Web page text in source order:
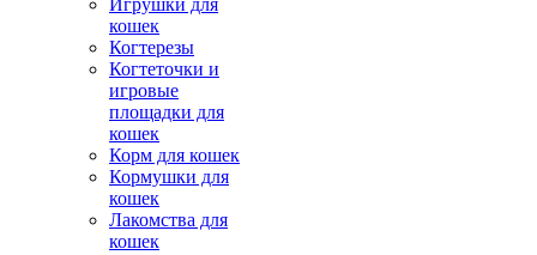
Игрушки для
кошек
Когтерезы
Когтеточки и
игровые
площадки для
кошек
Корм для кошек
Кормушки для
кошек
Лакомства для
кошек